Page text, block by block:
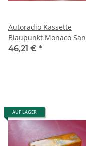
Autoradio Kassette
Blaupunkt Monaco San
Remo SQM 29 Quickout
46,21 € *
AUF LAGER